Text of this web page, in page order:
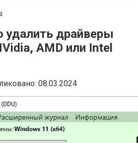
удалить драйверы
AMD или Intel
08.03.2024